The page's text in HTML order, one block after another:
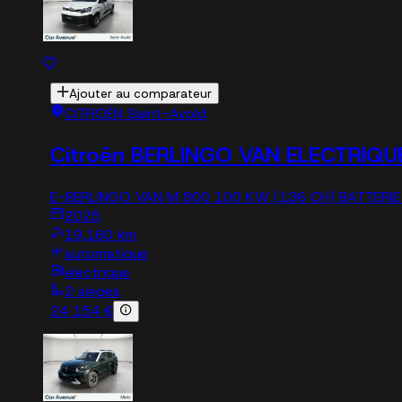
Ajouter au comparateur
CITROËN Saint-Avold
Citroën BERLINGO VAN
E-BERLINGO VAN M 800 100 KW (136 CH)
2025
19,160 km
automatique
electrique
2 sieges
24 154 €